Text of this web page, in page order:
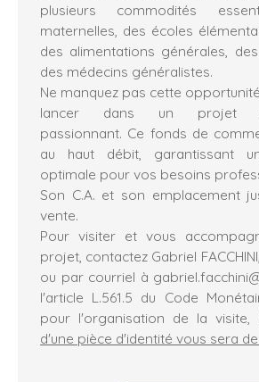
plusieurs commodités
maternelles, des écoles
des alimentations générales,
des médecins généralistes.
Ne manquez pas cette
lancer dans un projet
passionnant. Ce fonds de
au haut débit, garantissant
optimale pour vos besoins
Son C.A. et son emplacement
vente.
Pour visiter et vous
projet, contactez Gabriel
ou par courriel à
l'article L.561.5 du Code
pour l'organisation de la visite,
d'une pièce d'identité vous sera